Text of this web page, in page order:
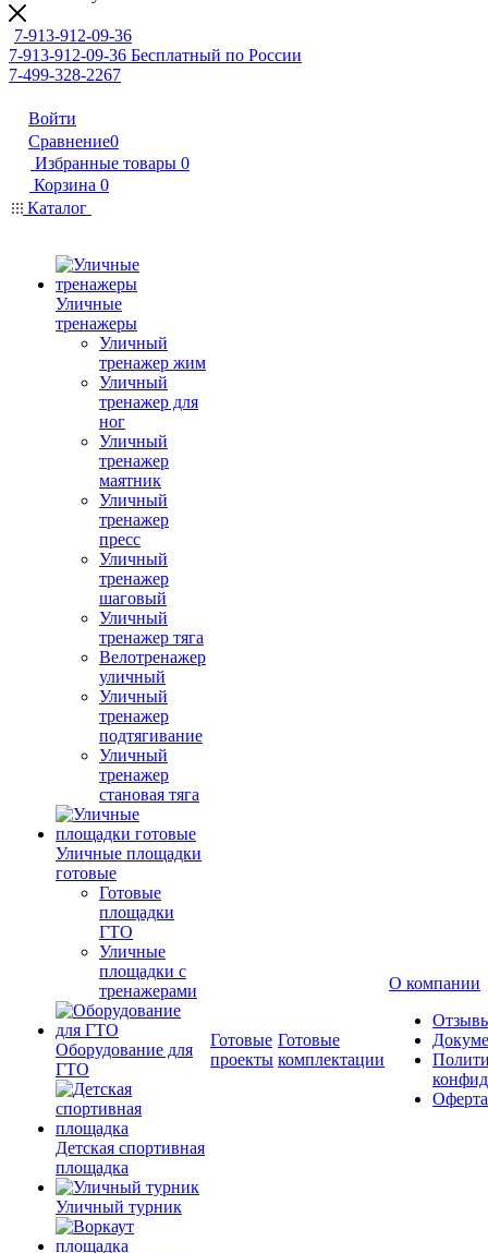
7-913-912-09-36
7-913-912-09-36 Бесплатный по России
7-499-328-2267
Войти
Сравнение0
Избранные товары 0
Корзина 0
Каталог
Уличные
тренажеры
Уличный
тренажер жим
Уличный
тренажер для
ног
Уличный
тренажер
маятник
Уличный
тренажер
пресс
Уличный
тренажер
шаговый
Уличный
тренажер тяга
Велотренажер
уличный
Уличный
тренажер
подтягивание
Уличный
тренажер
становая тяга
Уличные площадки
готовые
Готовые
площадки
ГТО
Уличные
площадки с
тренажерами
Оборудование для
ГТО
Детская спортивная
площадка
Уличный турник
Готовые
проекты
Готовые
комплектации
О компании
Оферта